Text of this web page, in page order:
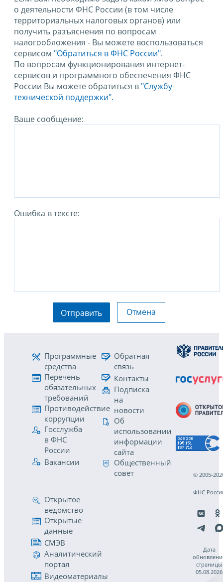
о деятельности ФНС России (в том числе
территориальных налоговых органов) или
получить разъяснения по вопросам
налогообложения - Вы можете воспользоваться
сервисом "Обратиться в ФНС России".
По вопросам функционирования интернет-
сервисов и программного обеспечения ФНС
России Вы можете обратиться в "Службу
технической поддержки".
Ваше сообщение:
Ошибка в тексте:
Отправить Отмена
Программные
средства
Перечень
обязательных
требований
Противодействие
коррупции
Госслужба
в ФНС
России
Вакансии
Обратная
связь
Контакты
Подписка
на
новости
Об
использовании
информации
сайта
Общественный
совет
Открытое
ведомство
Открытые
данные
СМЭВ
Аналитический
портал
Видеоматериалы
© 2005-
ФНС
Дата
страницы
05.08.2026